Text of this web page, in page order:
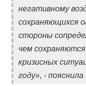
негативному
сохраняющихся
стороны
чем сохраняются
кризисных
году», -